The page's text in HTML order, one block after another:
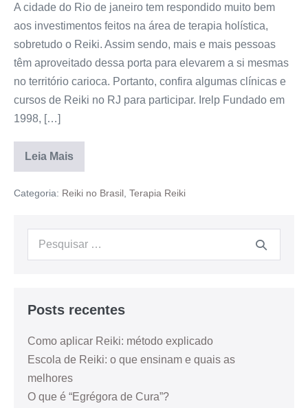
A cidade do Rio de janeiro tem respondido muito bem
aos investimentos feitos na área de terapia holística,
sobretudo o Reiki. Assim sendo, mais e mais pessoas
têm aproveitado dessa porta para elevarem a si mesmas
no território carioca. Portanto, confira algumas clínicas e
cursos de Reiki no RJ para participar. Irelp Fundado em
1998, […]
Leia Mais
Categoria: Reiki no Brasil Terapia Reiki
Posts recentes
Como aplicar Reiki: método explicado
Escola de Reiki: o que ensinam e quais as
melhores
O que é “Egrégora de Cura”?